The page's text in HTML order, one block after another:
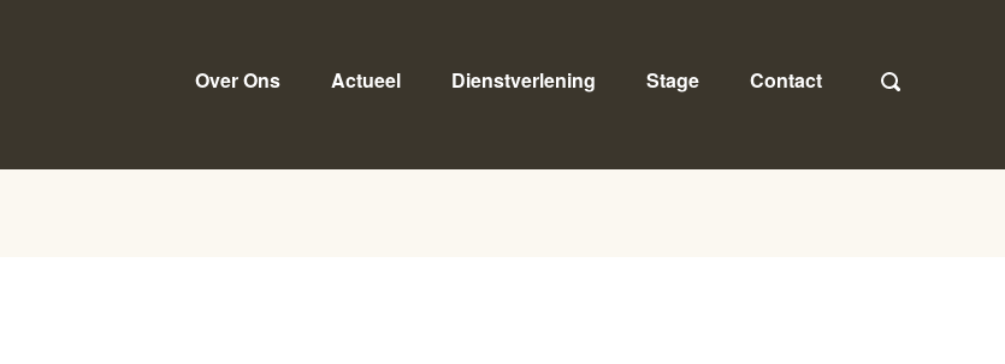
Over Ons Actueel Dienstverlening Stage Contact